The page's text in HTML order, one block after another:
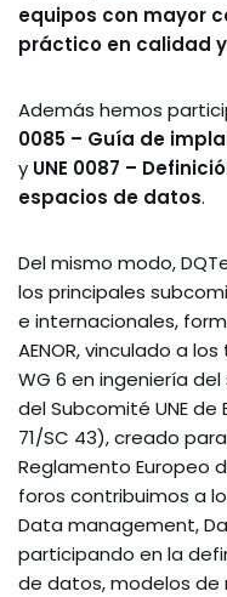
equipos con mayor
práctico en calidad
Además hemos
0085 – Guía de
y UNE 0087 –
espacios de datos.
Del mismo modo,
los principales
e internacionales,
AENOR, vinculado a
WG 6 en ingeniería
del Subcomité UNE de
71/SC 43), creado
Reglamento Europeo
foros contribuimos a
Data management,
participando en la
de datos, modelos de